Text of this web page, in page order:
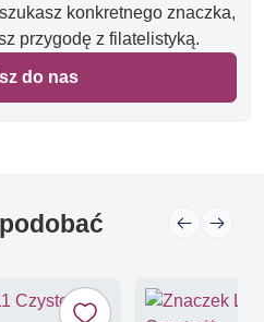
konkretnego znaczka,
przygodę z filatelistyką.
do nas